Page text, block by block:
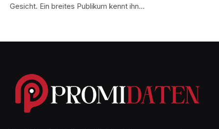
Gesicht. Ein breites Publikum kennt ihn…